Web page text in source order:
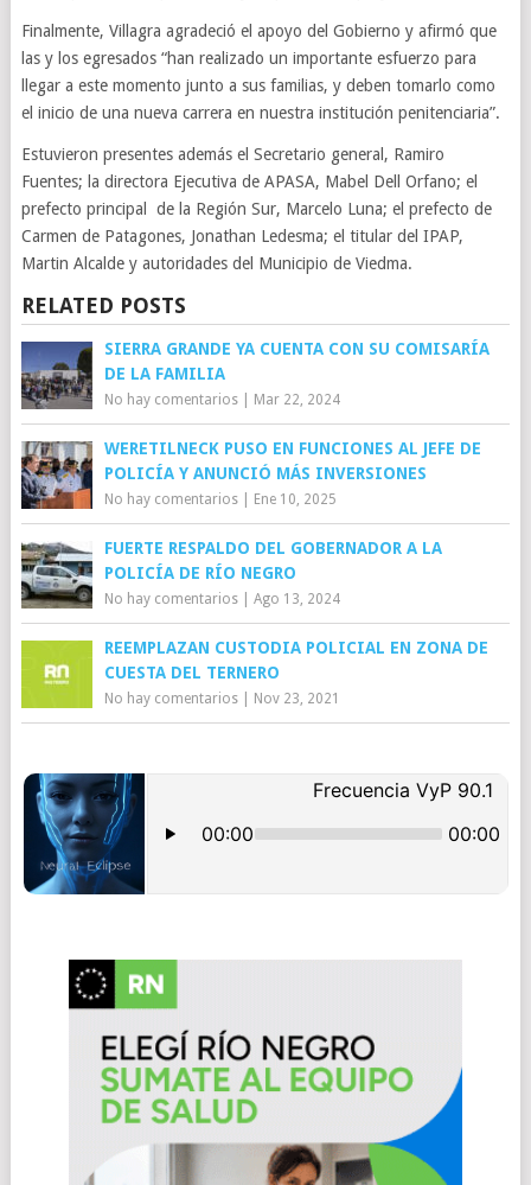
Finalmente, Villagra agradeció el apoyo del Gobierno y afirmó que
las y los egresados “han realizado un importante esfuerzo para
llegar a este momento junto a sus familias, y deben tomarlo como
el inicio de una nueva carrera en nuestra institución penitenciaria”.
Estuvieron presentes además el Secretario general, Ramiro
Fuentes; la directora Ejecutiva de APASA, Mabel Dell Orfano; el
prefecto principal de la Región Sur, Marcelo Luna; el prefecto de
Carmen de Patagones, Jonathan Ledesma; el titular del IPAP,
Martin Alcalde y autoridades del Municipio de Viedma.
RELATED POSTS
SIERRA GRANDE YA CUENTA CON SU COMISARÍA
DE LA FAMILIA
No hay comentarios| Mar 22, 2024
WERETILNECK PUSO EN FUNCIONES AL JEFE DE
POLICÍA Y ANUNCIÓ MÁS INVERSIONES
No hay comentarios| Ene 10, 2025
FUERTE RESPALDO DEL GOBERNADOR A LA
POLICÍA DE RÍO NEGRO
No hay comentarios| Ago 13, 2024
REEMPLAZAN CUSTODIA POLICIAL EN ZONA DE
CUESTA DEL TERNERO
No hay comentarios| Nov 23, 2021